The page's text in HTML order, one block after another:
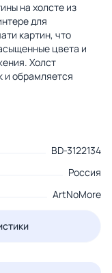
на холсте из
для
картин, что
цвета и
Холст
и обрамляется
BD-3122134
Россия
ArtNoMore